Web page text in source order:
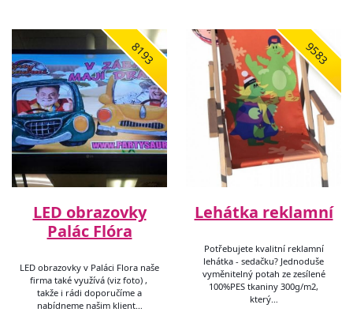
8193
LED obrazovky
Palác Flóra
LED obrazovky v Paláci Flora naše
firma také využívá (viz foto) ,
takže i rádi doporučíme a
nabídneme našim klient…
9583
Lehátka reklamní
Potřebujete kvalitní reklamní
lehátka - sedačku? Jednoduše
vyměnitelný potah ze zesílené
100%PES tkaniny 300g/m2,
který…